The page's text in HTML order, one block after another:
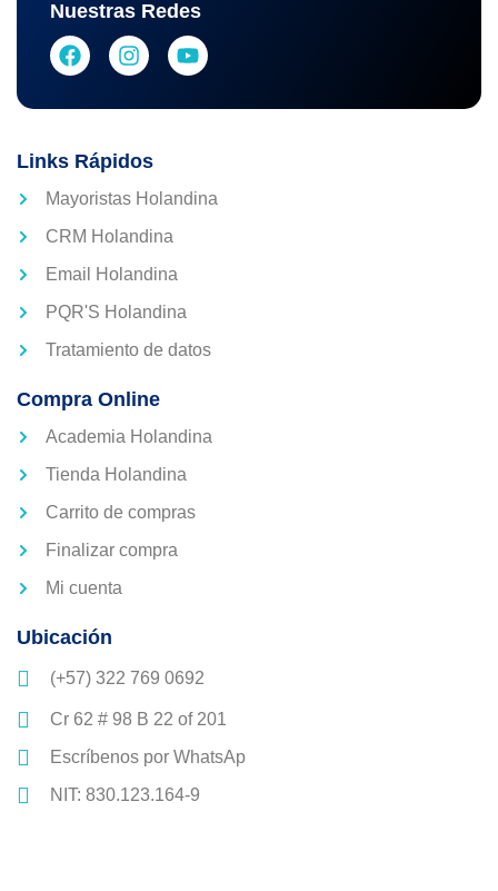
Nuestras Redes
Links Rápidos
Mayoristas Holandina
CRM Holandina
Email Holandina
PQR'S Holandina
Tratamiento de datos
Compra Online
Academia Holandina
Tienda Holandina
Carrito de compras
Finalizar compra
Mi cuenta
Ubicación
(+57) 322 769 0692
Cr 62 # 98 B 22 of 201
Escríbenos por WhatsAp
NIT: 830.123.164-9